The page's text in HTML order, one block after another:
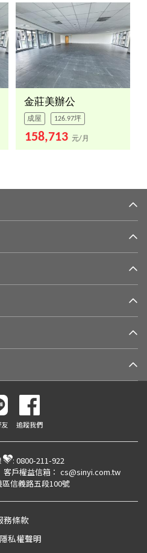
金莊美辦公
成屋 126.97坪
158,713 元/月
追蹤我們
: 0800-211-922
客戶權益信箱： cs@sinyi.com.tw
信義路五段100號
務條款
私權聲明